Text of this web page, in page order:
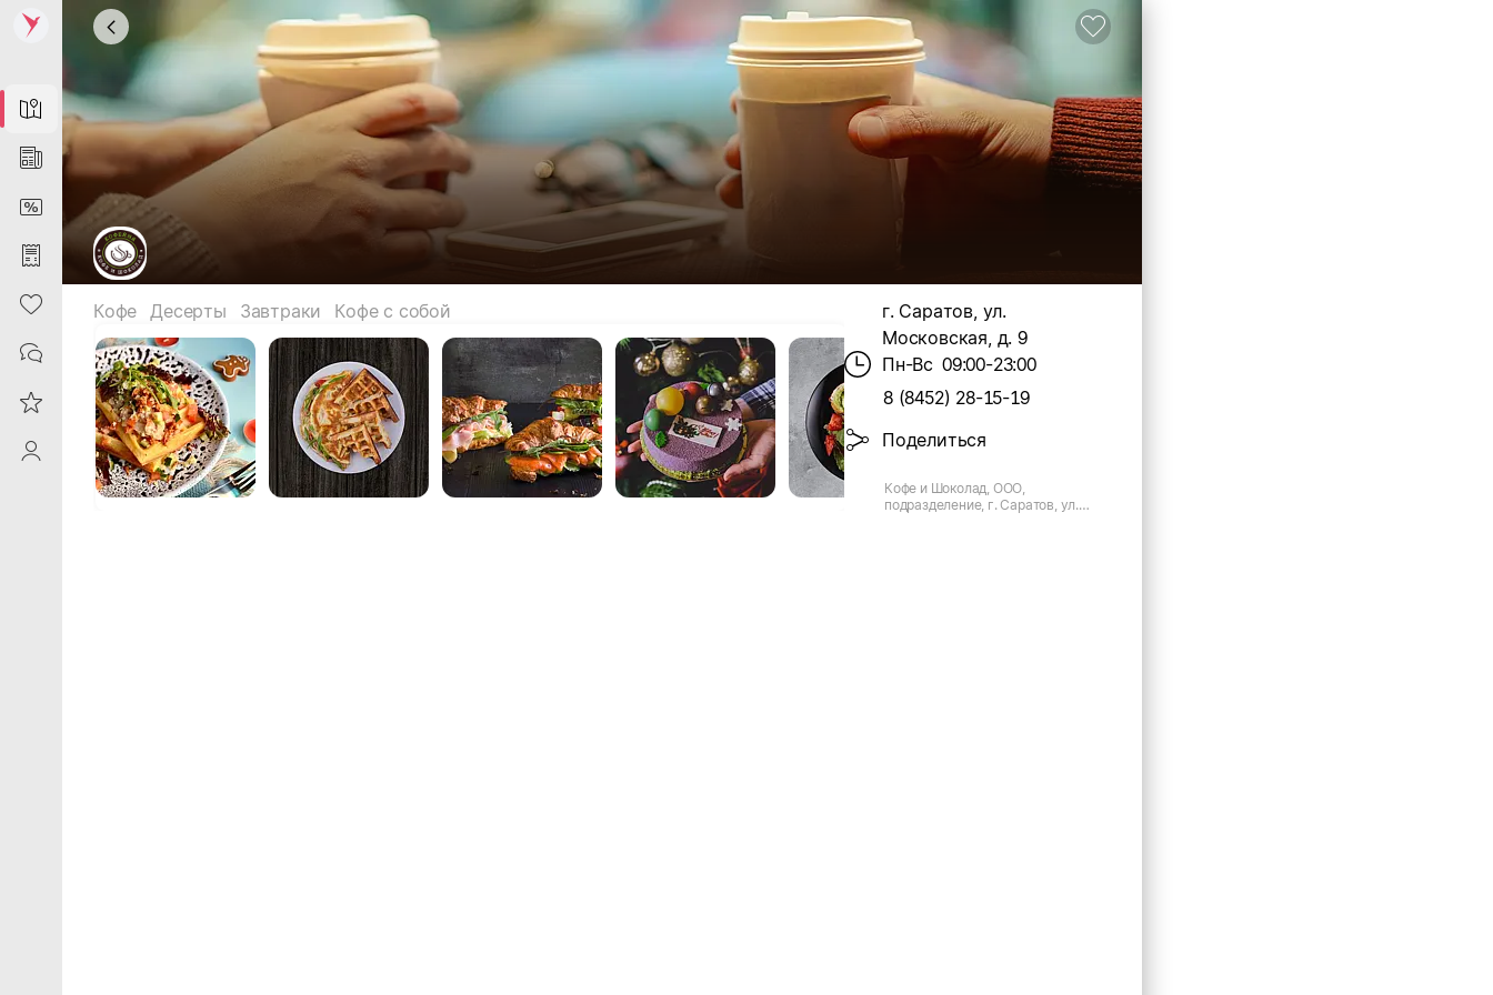
Map
News
DiscountCard
Purchases
Heart
Contacts
Reviews
ProfileSaby
Кофе Десерты Завтраки Кофе с собой
г. Саратов, ул.
Московская, д. 9
Пн-Вс 09:00-23:00
8 (8452) 28-15-19
Поделиться
Кофе и Шоколад, ООО,
подразделение, г. Саратов, ул.